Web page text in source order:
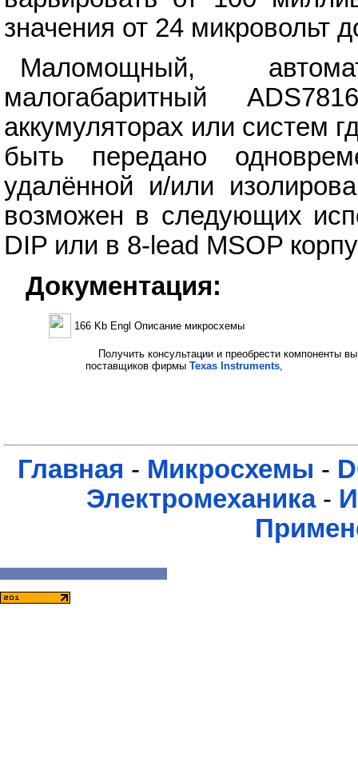
значения от 24 микровольт
Маломощный,
малогабаритный
аккумуляторах или систем
быть передано
удалённой и/или
возможен в следующих
DIP или в 8-lead MSOP
Документация:
166 Kb Engl Описание микросхемы
Получить консультации и преобрести компоненты
поставщиков фирмы Texas Instruments,
Главная - Микросхемы -
Электромеханика-